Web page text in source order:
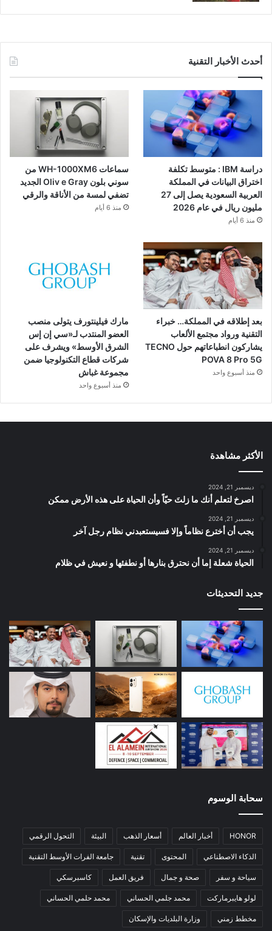
أحدث الأخبار التقنية
دراسة IBM : متوسط تكلفة
اختراق البيانات في المملكة
العربية السعودية يصل إلى 27
مليون ريال في عام 2026
منذ 6 أيام
سماعات WH-1000XM6 من
سوني بلون Oliv e Gray الجديد
تضفي لمسة من الأناقة والرقي
منذ 6 أيام
بعد إطلاقه في المملكة… خبراء
التقنية ورواد مجتمع الألعاب
يشاركون انطباعاتهم حول TECNO
POVA 8 Pro 5G
منذ أسبوع واحد
مارك فيلينتورف يتولى منصب
العضو المنتدب لـ«سي إن إس
الشرق الأوسط» ويشرف على
شركات قطاع التكنولوجيا ضمن
مجموعة غباش
منذ أسبوع واحد
الأكثر مشاهدة
ديسمبر 21, 2024
‫اصرخ لتعلم أنك ما زلتَ حيّاً وأن الحياة على هذه الأرض ممكن
ديسمبر 21, 2024
يجب أن أخترع نظاماً وإلا فسيستعبدني نظام رجل آخر
ديسمبر 21, 2024
الحياة شعلة إما أن نحترق بنارها أو نطفئها و نعيش في ظلام
جديد التحديثات
سحابة الوسوم
HONOR أخبار العالم أسعار الذهب البيئة التحول الرقمي
الذكاء الاصطناعي المحتوى تقنية جامعة الفرات الأوسط التقنية
سياحة و سفر صحة و جمال فريق العمل كاسبرسكي
لولو هايبرماركت محمد جلمي الحساني محمد حلمي الحساني
مخطط زمني وزارة البلديات والإسكان